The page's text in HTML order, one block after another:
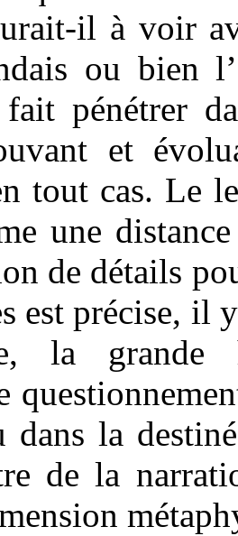
il à voir
ou bien
pénétrer
et
tout cas. Le
une
de détails
est précise, il
la
la
de la